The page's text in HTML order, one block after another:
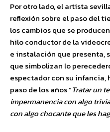
Por otro lado, el artista
reflexión sobre el paso del
los cambios que se
hilo conductor de la
e instalación que presenta,
que simbolizan lo
espectador con su
paso de los años “Tratar un
impermanencia con algo
con algo chocante que les